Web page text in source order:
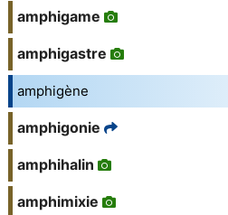
amphigame
amphigastre
amphigène
amphigonie
amphihalin
amphimixie